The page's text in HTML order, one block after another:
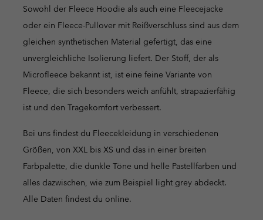
Sowohl der Fleece Hoodie als auch eine Fleecejacke
oder ein Fleece-Pullover mit Reißverschluss sind aus dem
gleichen synthetischen Material gefertigt, das eine
unvergleichliche Isolierung liefert. Der Stoff, der als
Microfleece bekannt ist, ist eine feine Variante von
Fleece, die sich besonders weich anfühlt, strapazierfähig
ist und den Tragekomfort verbessert.
Bei uns findest du Fleecekleidung in verschiedenen
Größen, von XXL bis XS und das in einer breiten
Farbpalette, die dunkle Töne und helle Pastellfarben und
alles dazwischen, wie zum Beispiel light grey abdeckt.
Alle Daten findest du online.